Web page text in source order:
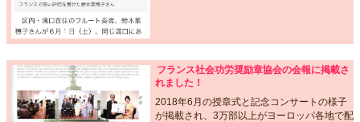
フランス社会功労奨励章協会の会報に掲載さ
れました！
2018年6月の授章式と記念コンサートの様子
が掲載され、3万部以上がヨーロッパ各地で配